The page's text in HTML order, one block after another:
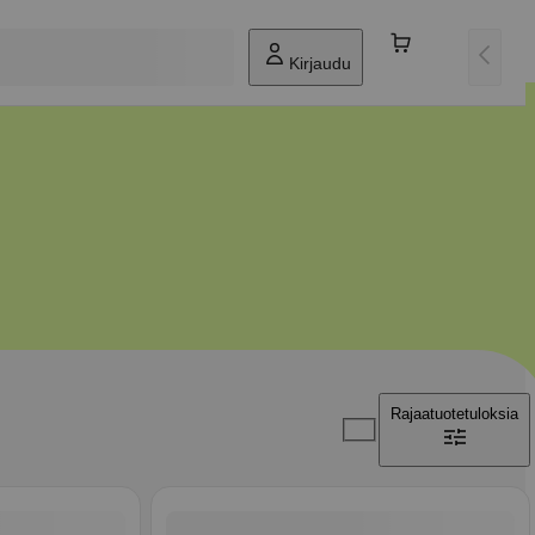
Kirjaudu
Rajaatuotetuloksia